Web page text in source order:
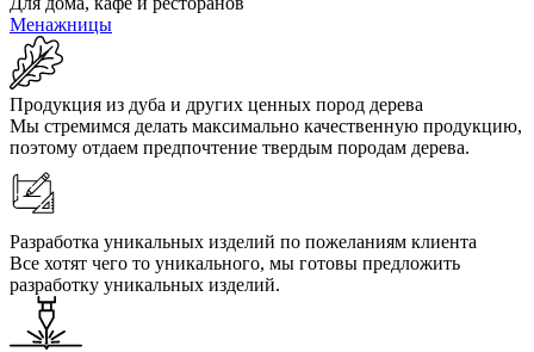
Менажницы
Продукция из дуба и других ценных пород дерева
Мы стремимся делать максимально качественную продукцию,
поэтому отдаем предпочтение твердым породам дерева.
Разработка уникальных изделий по пожеланиям клиента
Все хотят чего то уникального, мы готовы предложить
разработку уникальных изделий.